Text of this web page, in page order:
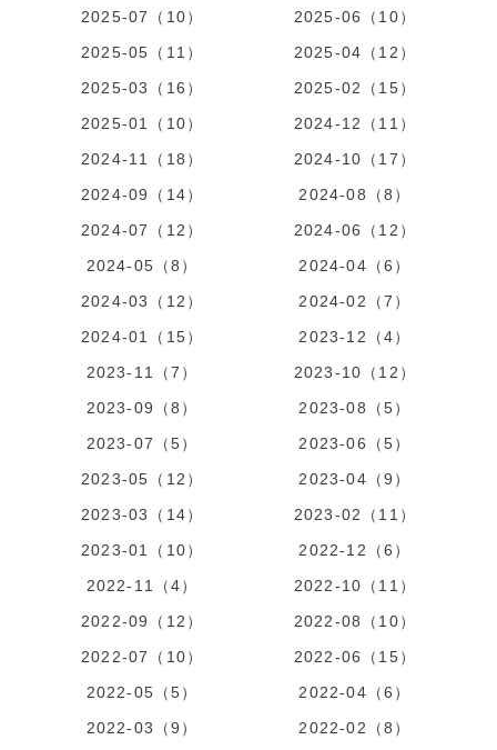
2025-07（10）
2025-06（10）
2025-05（11）
2025-04（12）
2025-03（16）
2025-02（15）
2025-01（10）
2024-12（11）
2024-11（18）
2024-10（17）
2024-09（14）
2024-08（8）
2024-07（12）
2024-06（12）
2024-05（8）
2024-04（6）
2024-03（12）
2024-02（7）
2024-01（15）
2023-12（4）
2023-11（7）
2023-10（12）
2023-09（8）
2023-08（5）
2023-07（5）
2023-06（5）
2023-05（12）
2023-04（9）
2023-03（14）
2023-02（11）
2023-01（10）
2022-12（6）
2022-11（4）
2022-10（11）
2022-09（12）
2022-08（10）
2022-07（10）
2022-06（15）
2022-05（5）
2022-04（6）
2022-03（9）
2022-02（8）